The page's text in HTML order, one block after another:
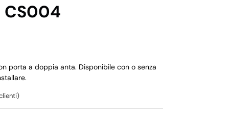
CS004
porta a doppia anta. Disponibile con o senza